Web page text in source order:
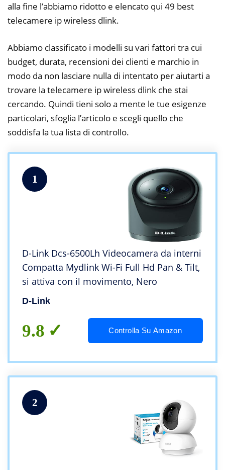
alla fine l’abbiamo ridotto e elencato qui 49 best
telecamere ip wireless dlink.
Abbiamo classificato i modelli su vari fattori tra cui
budget, durata, recensioni dei clienti e marchio in
modo da non lasciare nulla di intentato per aiutarti a
trovare la telecamere ip wireless dlink che stai
cercando. Quindi tieni solo a mente le tue esigenze
particolari, sfoglia l’articolo e scegli quello che
soddisfa la tua lista di controllo.
1
D-Link Dcs-6500Lh Videocamera da interni
Compatta Mydlink Wi-Fi Full Hd Pan & Tilt,
si attiva con il movimento, Nero
D-Link
9.8 Controlla Su Amazon
2